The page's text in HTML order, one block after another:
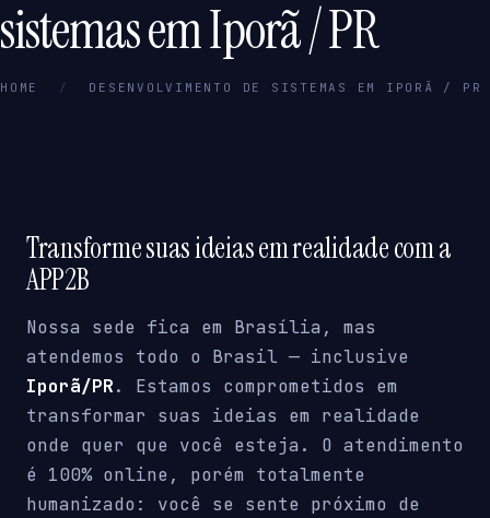
sistemas em Iporã / PR
HOME / DESENVOLVIMENTO DE SISTEMAS EM IPORÃ / PR
Transforme suas ideias em realidade com a
APP2B
Nossa sede fica em Brasília, mas
atendemos todo o Brasil — inclusive
Iporã/PR. Estamos comprometidos em
transformar suas ideias em realidade
onde quer que você esteja. O atendimento
é 100% online, porém totalmente
humanizado: você se sente próximo de